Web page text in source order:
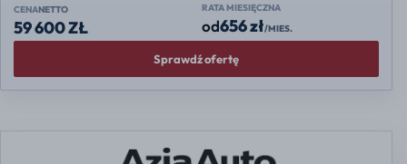
CENANETTO
59 600 ZŁ
RATA MIESIĘCZNA
od656 zł/MIES.
Sprawdź ofertę